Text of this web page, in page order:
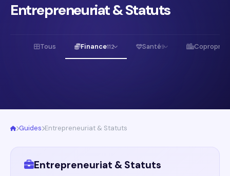
Entrepreneuriat & Statuts
Tous Finance112 Santé9
Guides Entrepreneuriat & Statuts
Entrepreneuriat & Statuts